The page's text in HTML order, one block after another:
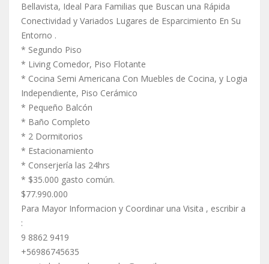
Bellavista, Ideal Para Familias que Buscan una Rápida
Conectividad y Variados Lugares de Esparcimiento En Su
Entorno .
* Segundo Piso
* Living Comedor, Piso Flotante
* Cocina Semi Americana Con Muebles de Cocina, y Logia
Independiente, Piso Cerámico
* Pequeño Balcón
* Baño Completo
* 2 Dormitorios
* Estacionamiento
* Conserjería las 24hrs
* $35.000 gasto común.
$77.990.000
Para Mayor Informacion y Coordinar una Visita , escribir a
:
9 8862 9419
+56986745635